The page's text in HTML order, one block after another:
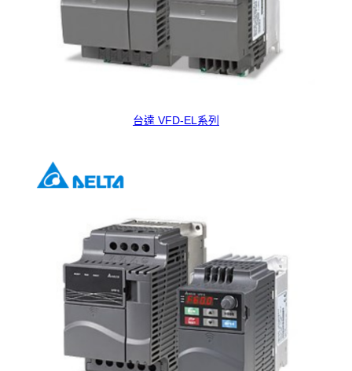
台達 VFD-EL系列